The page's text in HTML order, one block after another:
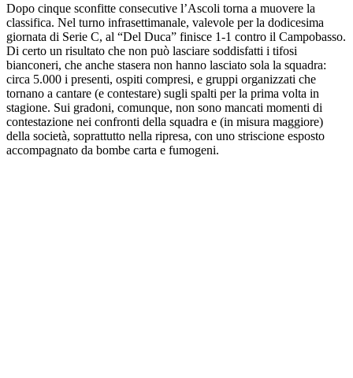
Dopo cinque sconfitte consecutive l’Ascoli torna a muovere la
classifica. Nel turno infrasettimanale, valevole per la dodicesima
giornata di Serie C, al “Del Duca” finisce 1-1 contro il Campobasso.
Di certo un risultato che non può lasciare soddisfatti i tifosi
bianconeri, che anche stasera non hanno lasciato sola la squadra:
circa 5.000 i presenti, ospiti compresi, e gruppi organizzati che
tornano a cantare (e contestare) sugli spalti per la prima volta in
stagione. Sui gradoni, comunque, non sono mancati momenti di
contestazione nei confronti della squadra e (in misura maggiore)
della società, soprattutto nella ripresa, con uno striscione esposto
accompagnato da bombe carta e fumogeni.